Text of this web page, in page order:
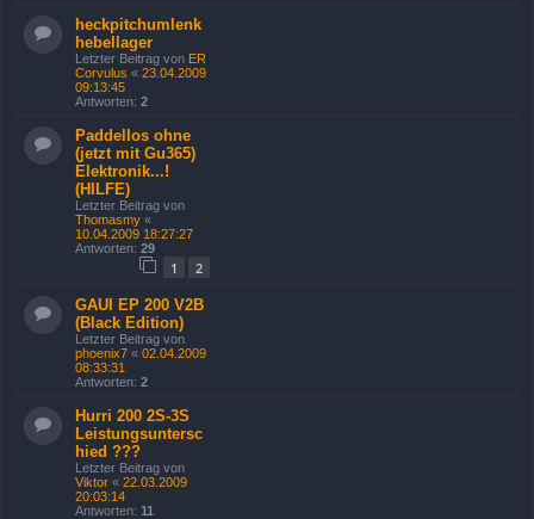
heckpitchumlenk
hebellager
Letzter Beitrag von ER
Corvulus « 23.04.2009
09:13:45
Antworten: 2
Paddellos ohne
(jetzt mit Gu365)
Elektronik...!
(HILFE)
Letzter Beitrag von
Thomasmy «
10.04.2009 18:27:27
Antworten: 29
1 2
GAUI EP 200 V2B
(Black Edition)
Letzter Beitrag von
phoenix7 « 02.04.2009
08:33:31
Antworten: 2
Hurri 200 2S-3S
Leistungsuntersc
hied ???
Letzter Beitrag von
Viktor « 22.03.2009
20:03:14
Antworten: 11